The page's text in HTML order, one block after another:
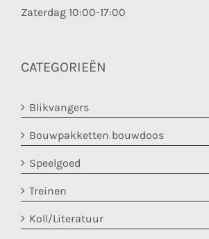
Zaterdag 10:00-17:00
CATEGORIEËN
Blikvangers
Bouwpakketten bouwdoos
Speelgoed
Treinen
Koll/Literatuur